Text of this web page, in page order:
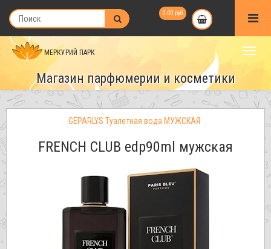
0.00 руб
МЕРКУРИЙ ПАРК
Магазин парфюмерии и косметики
GEPARLYS Туалетная вода МУЖСКАЯ
FRENCH CLUB edp90ml мужская